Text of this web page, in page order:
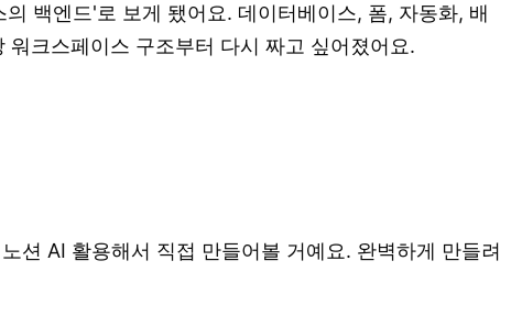
백엔드'로 보게 됐어요. 데이터베이스, 폼, 자동화, 배
크스페이스 구조부터 다시 짜고 싶어졌어요.
션 AI 활용해서 직접 만들어볼 거예요. 완벽하게 만들려